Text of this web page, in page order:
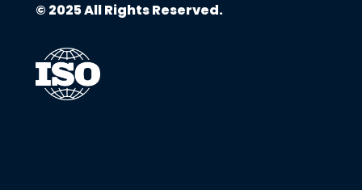
© 2025 All Rights Reserved.